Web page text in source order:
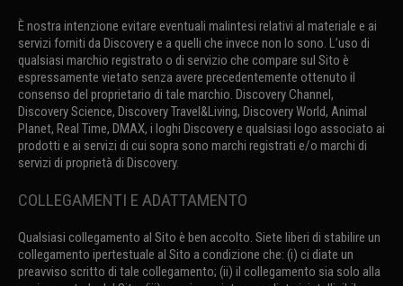
È nostra intenzione evitare eventuali malintesi relativi al materiale e ai
servizi forniti da Discovery e a quelli che invece non lo sono. L’uso di
qualsiasi marchio registrato o di servizio che compare sul Sito è
espressamente vietato senza avere precedentemente ottenuto il
consenso del proprietario di tale marchio. Discovery Channel,
Discovery Science, Discovery Travel&Living, Discovery World, Animal
Planet, Real Time, DMAX, i loghi Discovery e qualsiasi logo associato ai
prodotti e ai servizi di cui sopra sono marchi registrati e/o marchi di
servizi di proprietà di Discovery.
COLLEGAMENTI E ADATTAMENTO
Qualsiasi collegamento al Sito è ben accolto. Siete liberi di stabilire un
collegamento ipertestuale al Sito a condizione che: (i) ci diate un
preavviso scritto di tale collegamento; (ii) il collegamento sia solo alla